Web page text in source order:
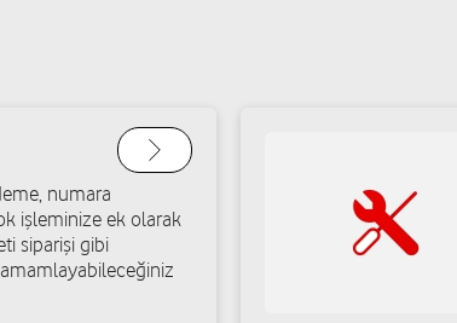
Engelsiz mağaza
Öztemiz İletişim
Barış Mah. Menderes
numara
işleminize ek olarak
siparişi gibi